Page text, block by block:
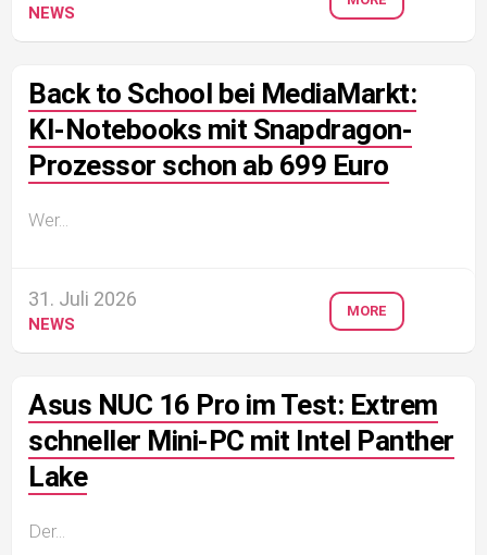
NEWS
Back to School bei MediaMarkt:
KI‑Notebooks mit Snapdragon-
Prozessor schon ab 699 Euro
Wer...
31. Juli 2026
NEWS
MORE
Asus NUC 16 Pro im Test: Extrem
schneller Mini-PC mit Intel Panther
Lake
Der...